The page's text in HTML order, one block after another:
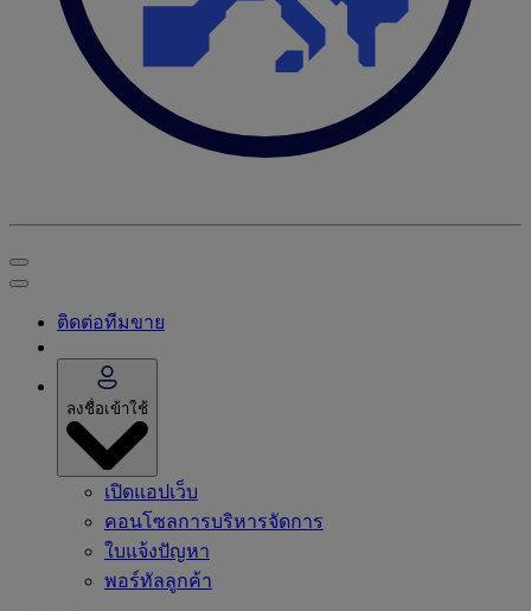
ติดต่อทีมขาย
ลงชื่อเข้าใช้
เปิดแอปเว็บ
คอนโซลการบริหารจัดการ
ใบแจ้งปัญหา
พอร์ทัลลูกค้า